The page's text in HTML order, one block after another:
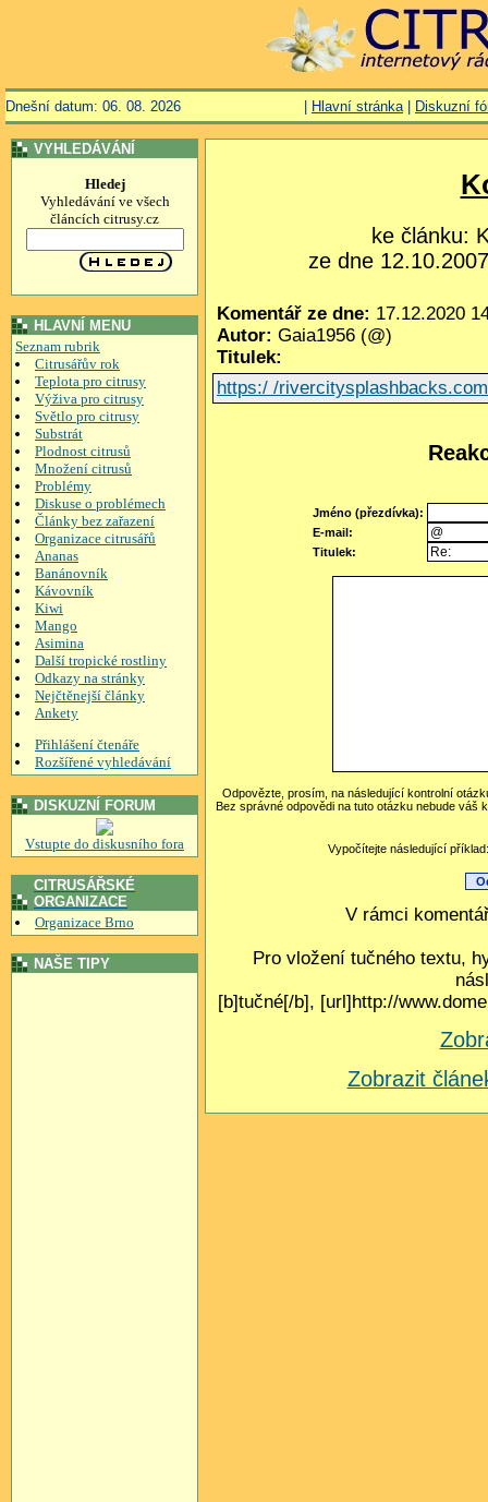
Dnešní datum: 06. 08. 2026 Hlavní stránka| Diskuzní
VYHLEDÁVÁNÍ
Hledej
Vyhledávání ve všech
článcích citrusy.cz
HLAVNÍ MENU
Seznam rubrik
Citrusářův rok
Teplota pro citrusy
Výživa pro citrusy
Světlo pro citrusy
Substrát
Plodnost citrusů
Množení citrusů
Problémy
Diskuse o problémech
Články bez zařazení
Organizace citrusářů
Ananas
Banánovník
Kávovník
Kiwi
Mango
Asimina
Další tropické rostliny
Odkazy na stránky
Nejčtěnejší články
Ankety
Přihlášení čtenáře
Rozšířené vyhledávání
DISKUZNÍ FORUM
Vstupte do diskusního fora
CITRUSÁŘSKÉ
ORGANIZACE
Organizace Brno
NAŠE TIPY
ke článku:
ze dne
Komentář ze dne: 17.12.2020
Autor: Gaia1956 (@)
Titulek:
https:/ /
Jméno (přezdívka):
E-mail:
Titulek:
Odpovězte, prosím, na následující kontrolní
Bez správné odpovědi na tuto otázku nebude váš
Vypočítejte následující
V rámci
Pro vložení tučného textu,
[b]tučné[/b], [url]http://
Zobrazit